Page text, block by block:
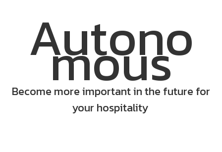
Autono
mous
Become more important in the future for
your hospitality